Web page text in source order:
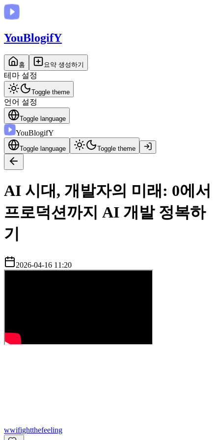
YouBlogifY
홈 요약 생성하기
테마 설정
Toggle theme
언어 설정
Toggle language
YouBlogifY
Toggle language Toggle theme
AI 시대, 개발자의 미래: 0에서
프로덕션까지 AI 개발 정복하
기
2026-04-16 11:20
wwifightthefeeling